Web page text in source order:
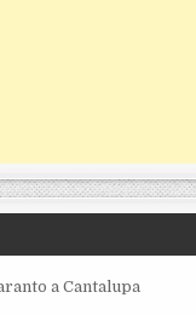
a Cantalupa